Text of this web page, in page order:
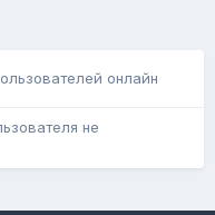
онлайн
не